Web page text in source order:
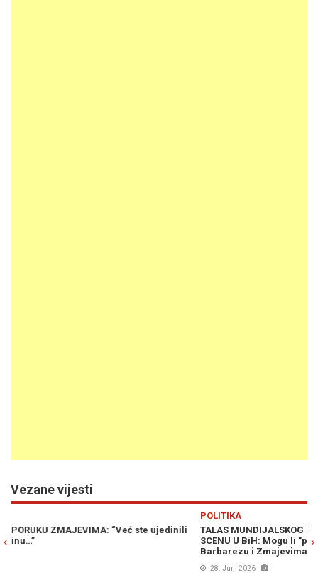
Vezane vijesti
TALAS MUNDIJALSKOG POPULIZMA ZAPLJUSNUO POLITIČKU
SCENU U BiH: Mogu li "politički bh. fanaticosi" UKRASTI show